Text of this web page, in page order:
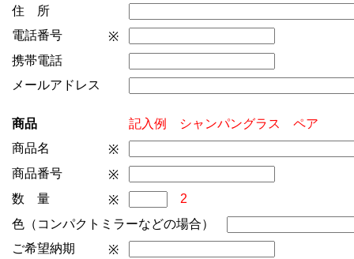
住 所
電話番号
※
携帯電話
メールアドレス
商品
記入例 シャンパングラス ペア
商品名
※
商品番号
※
数 量
※
2
色（コンパクトミラーなどの場合）
ご希望納期
※